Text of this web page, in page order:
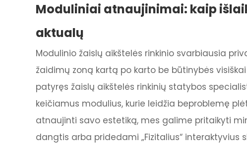
Moduliniai atnaujinimai: kaip
aktualų
Modulinio žaislų aikštelės rinkinio svarbiausia
žaidimų zoną kartą po karto be būtinybės
patyręs žaislų aikštelės rinkinių statybos
keičiamus modulius, kurie leidžia beproblemę
atnaujinti savo estetiką, mes galime pritaikyti
dangtis arba pridedami „Fizitalius“ interaktyvius